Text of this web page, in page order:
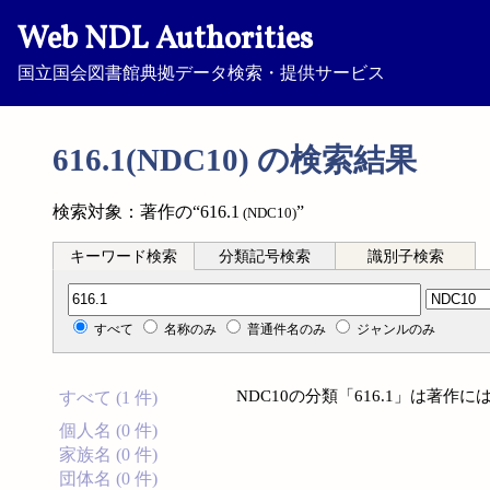
Web NDL Authorities
国立国会図書館典拠データ検索・提供サービス
616.1(NDC10) の検索結果
検索対象：著作の“616.1 (NDC10)”
キーワード検索 分類記号検索 識別子検索
分類記号検索
すべて 名称のみ 普通件名のみ ジャンルのみ
すべて (1 件)
個人名 (0 件)
家族名 (0 件)
団体名 (0 件)
NDC10の分類「616.1」は著作に